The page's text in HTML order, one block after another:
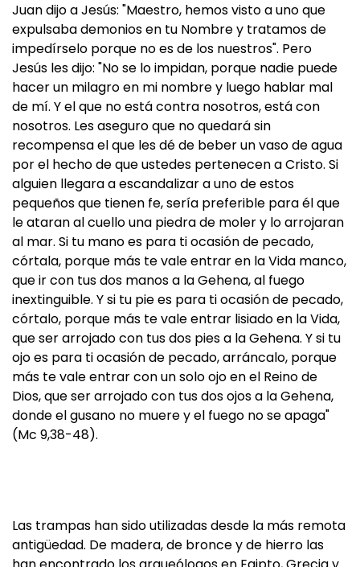
Juan dijo a Jesús: "Maestro, hemos visto a uno que
expulsaba demonios en tu Nombre y tratamos de
impedírselo porque no es de los nuestros". Pero
Jesús les dijo: "No se lo impidan, porque nadie puede
hacer un milagro en mi nombre y luego hablar mal
de mí. Y el que no está contra nosotros, está con
nosotros. Les aseguro que no quedará sin
recompensa el que les dé de beber un vaso de agua
por el hecho de que ustedes pertenecen a Cristo. Si
alguien llegara a escandalizar a uno de estos
pequeños que tienen fe, sería preferible para él que
le ataran al cuello una piedra de moler y lo arrojaran
al mar. Si tu mano es para ti ocasión de pecado,
córtala, porque más te vale entrar en la Vida manco,
que ir con tus dos manos a la Gehena, al fuego
inextinguible. Y si tu pie es para ti ocasión de pecado,
córtalo, porque más te vale entrar lisiado en la Vida,
que ser arrojado con tus dos pies a la Gehena. Y si tu
ojo es para ti ocasión de pecado, arráncalo, porque
más te vale entrar con un solo ojo en el Reino de
Dios, que ser arrojado con tus dos ojos a la Gehena,
donde el gusano no muere y el fuego no se apaga"
(Mc 9,38-48).
Las trampas han sido utilizadas desde la más remota
antigüedad. De madera, de bronce y de hierro las